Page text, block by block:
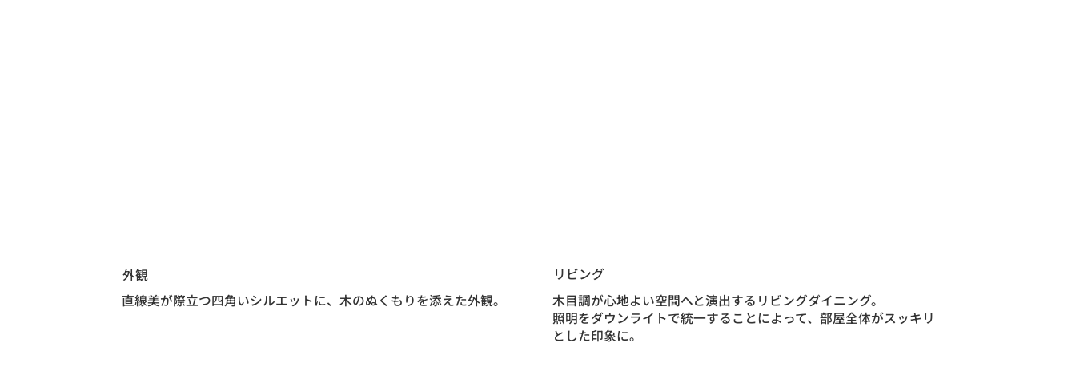
外観
直線美が際立つ四角いシルエットに、木のぬくもりを添えた外観。
リビング
木目調が心地よい空間へと演出するリビングダイニング。
照明をダウンライトで統一することによって、部屋全体がスッキリ
とした印象に。